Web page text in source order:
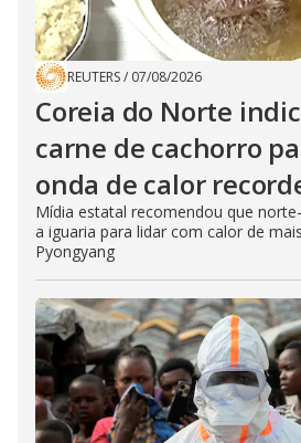
REUTERS/ 07/08/2026
Coreia do Norte
carne de cachorro
onda de calor
Mídia estatal recomendou que
a iguaria para lidar com calor de
Pyongyang